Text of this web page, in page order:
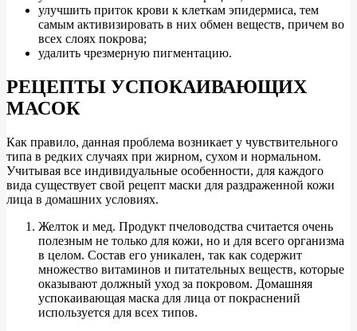
улучшить приток крови к клеткам эпидермиса, тем
самым активизировать в них обмен веществ, причем во
всех слоях покрова;
удалить чрезмерную пигментацию.
РЕЦЕПТЫ УСПОКАИВАЮЩИХ
МАСОК
Как правило, данная проблема возникает у чувствительного
типа в редких случаях при жирном, сухом и нормальном.
Учитывая все индивидуальные особенности, для каждого
вида существует свой рецепт маски для раздраженной кожи
лица в домашних условиях.
Желток и мед. Продукт пчеловодства считается очень
полезным не только для кожи, но и для всего организма
в целом. Состав его уникален, так как содержит
множество витаминов и питательных веществ, которые
оказывают должный уход за покровом. Домашняя
успокаивающая маска для лица от покраснений
используется для всех типов.